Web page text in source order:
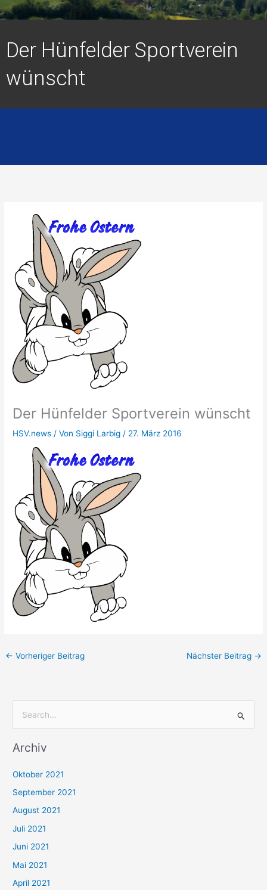
Der Hünfelder Sportverein
wünscht
Der Hünfelder Sportverein wünscht
HSV.news / Von Siggi Larbig / 27. März 2016
← Vorheriger Beitrag Nächster Beitrag →
c
n
n
a
c
h
:
Archiv
Oktober 2021
September 2021
August 2021
Juli 2021
Juni 2021
Mai 2021
April 2021